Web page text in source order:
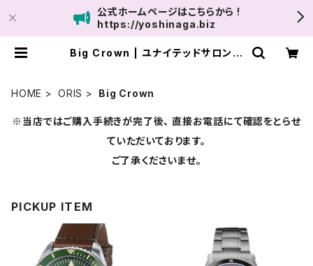
公式ホームページはこちらから !
https://yoshinaga.biz
Big Crown | ユナイテッドサロン鹿
HOME ORIS Big Crown
※当店ではご購入手続きが完了後、 直接お電話にて確認をとらせ
ていただいております。
ご了承くださいませ。
PICKUP ITEM